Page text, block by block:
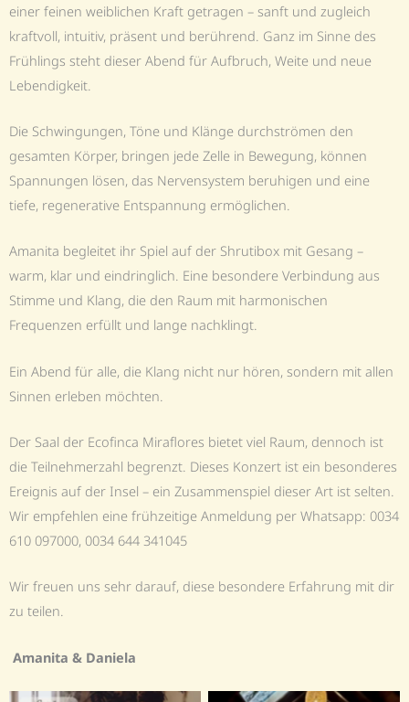
einer feinen weiblichen Kraft getragen – sanft und zugleich
kraftvoll, intuitiv, präsent und berührend. Ganz im Sinne des
Frühlings steht dieser Abend für Aufbruch, Weite und neue
Lebendigkeit.
Die Schwingungen, Töne und Klänge durchströmen den
gesamten Körper, bringen jede Zelle in Bewegung, können
Spannungen lösen, das Nervensystem beruhigen und eine
tiefe, regenerative Entspannung ermöglichen.
Amanita begleitet ihr Spiel auf der Shrutibox mit Gesang –
warm, klar und eindringlich. Eine besondere Verbindung aus
Stimme und Klang, die den Raum mit harmonischen
Frequenzen erfüllt und lange nachklingt.
Ein Abend für alle, die Klang nicht nur hören, sondern mit allen
Sinnen erleben möchten.
Der Saal der Ecofinca Miraflores bietet viel Raum, dennoch ist
die Teilnehmerzahl begrenzt. Dieses Konzert ist ein besonderes
Ereignis auf der Insel – ein Zusammenspiel dieser Art ist selten.
Wir empfehlen eine frühzeitige Anmeldung per Whatsapp: 0034
610 097000, 0034 644 341045
Wir freuen uns sehr darauf, diese besondere Erfahrung mit dir
zu teilen.
Amanita & Daniela